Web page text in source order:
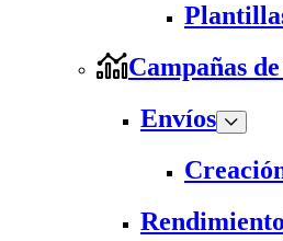
Campañas
Envíos
Rendimiento